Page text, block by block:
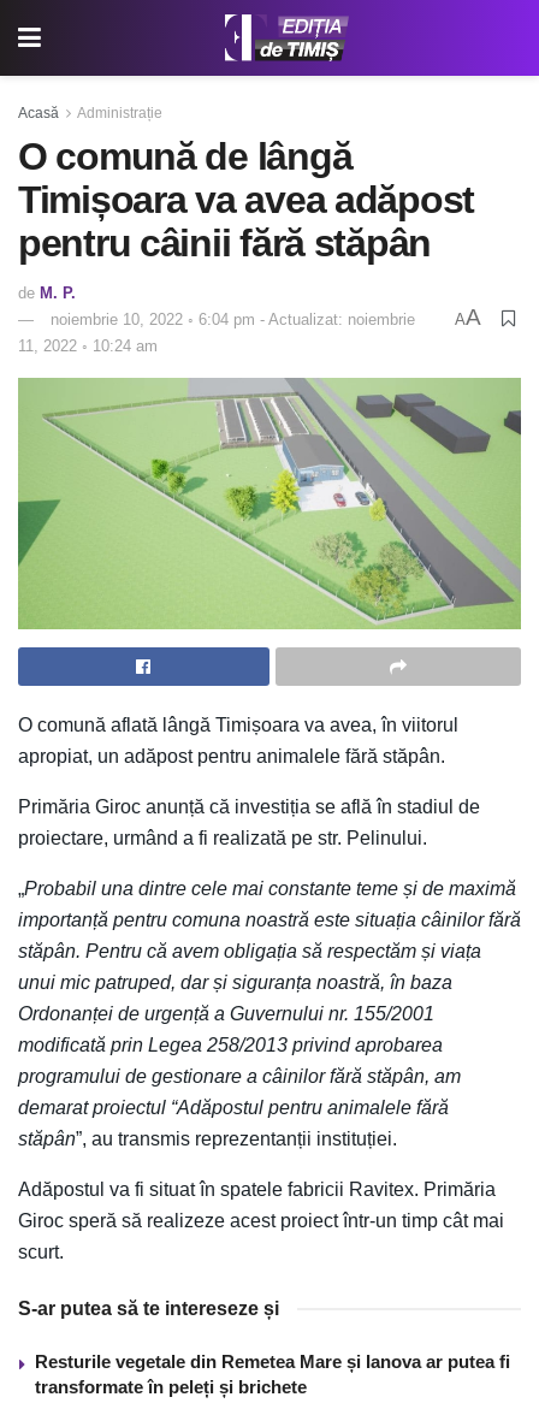
Acasă Administrație
O comună de lângă
Timișoara va avea adăpost
pentru câinii fără stăpân
de M. P.
noiembrie 10, 2022 ◦ 6:04 pm - Actualizat: noiembrie
11, 2022 ◦ 10:24 am
AA
O comună aflată lângă Timișoara va avea, în viitorul
apropiat, un adăpost pentru animalele fără stăpân.
Primăria Giroc anunță că investiția se află în stadiul de
proiectare, urmând a fi realizată pe str. Pelinului.
„Probabil una dintre cele mai constante teme și de maximă
importanță pentru comuna noastră este situația câinilor fără
stăpân. Pentru că avem obligația să respectăm și viața
unui mic patruped, dar și siguranța noastră, în baza
Ordonanței de urgență a Guvernului nr. 155/2001
modificată prin Legea 258/2013 privind aprobarea
programului de gestionare a câinilor fără stăpân, am
demarat proiectul “Adăpostul pentru animalele fără
stăpân”, au transmis reprezentanții instituției.
Adăpostul va fi situat în spatele fabricii Ravitex. Primăria
Giroc speră să realizeze acest proiect într-un timp cât mai
scurt.
S-ar putea să te intereseze și
Resturile vegetale din Remetea Mare și Ianova ar putea fi
transformate în peleți și brichete